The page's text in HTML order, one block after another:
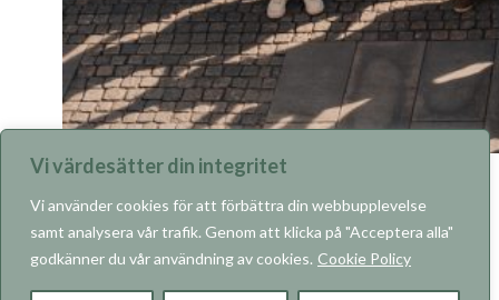
Vi värdesätter din integritet
Vi använder cookies för att förbättra din webbupplevelse
samt analysera vår trafik. Genom att klicka på "Acceptera alla"
godkänner du vår användning av cookies. Cookie Policy